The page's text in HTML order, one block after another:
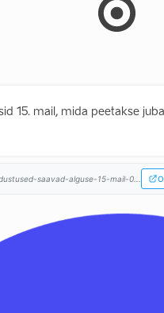
15. mail, mida peetakse
saavad-alguse-15-mail-0...